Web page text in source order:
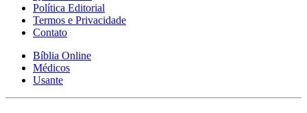
Política Editorial
Termos e Privacidade
Contato
Bíblia Online
Médicos
Usante